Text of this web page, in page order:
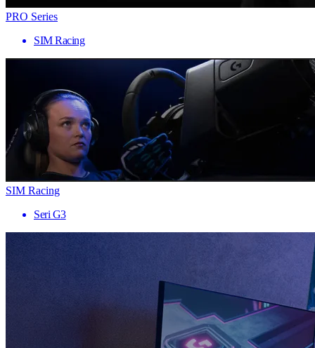
PRO Series
SIM Racing
SIM Racing
Seri G3